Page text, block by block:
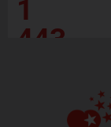
1
443